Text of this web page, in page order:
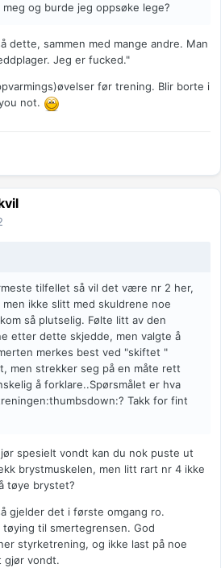
meg og burde jeg oppsøke lege?
dette, sammen med mange andre. Man
Jeg er fucked."
før trening. Blir borte i
not.
tilfellet så vil det være nr 2 her,
ikke slitt med skuldrene noe
så plutselig. Følte litt av den
etter dette skjedde, men valgte å
merkes best ved "skiftet "
men strekker seg på en måte rett
å forklare..Spørsmålet er hva
Takk for fint
spesielt vondt kan du nok puste ut
brystmuskelen, men litt rart nr 4 ikke
tøye brystet?
gjelder det i første omgang ro.
til smertegrensen. God
styrketrening, og ikke last på noe
gjør vondt.